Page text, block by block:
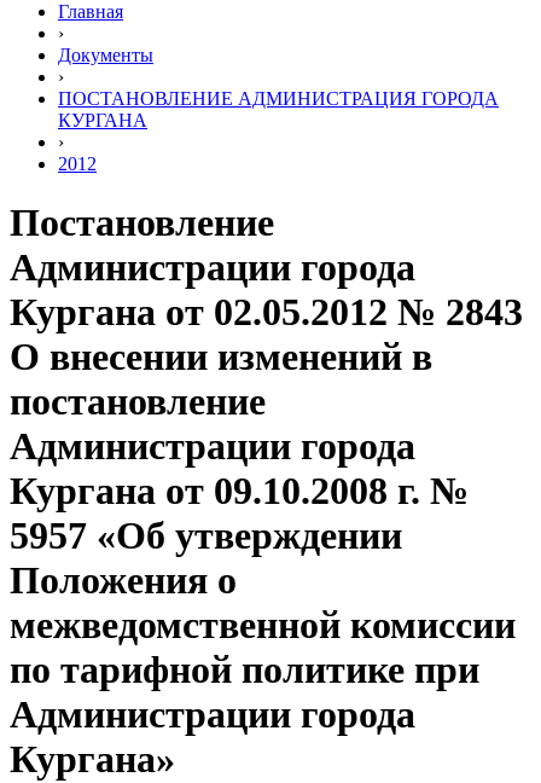
Главная
›
Документы
›
ПОСТАНОВЛЕНИЕ АДМИНИСТРАЦИЯ ГОРОДА
КУРГАНА
›
2012
Постановление
Администрации города
Кургана от 02.05.2012 № 2843
О внесении изменений в
постановление
Администрации города
Кургана от 09.10.2008 г. №
5957 «Об утверждении
Положения о
межведомственной комиссии
по тарифной политике при
Администрации города
Кургана»